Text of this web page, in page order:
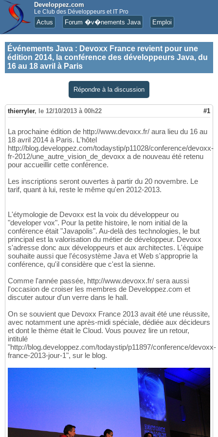
Developpez.com
Le Club des Développeurs et IT Pro
Actus Forum �v�nements Java Emploi
Événements Java : Devoxx France revient pour une
édition 2014, la conférence des développeurs Java, du
16 au 18 avril à Paris
Répondre à la discussion
thierryler, le 12/10/2013 à 00h22 #1
La prochaine édition de http://www.devoxx.fr/ aura lieu du 16 au
18 avril 2014 à Paris. L'hôtel
http://blog.developpez.com/todaystip/p11028/conference/devoxx-
fr-2012/une_autre_vision_de_devoxx a de nouveau été retenu
pour accueillir cette conférence.
Les inscriptions seront ouvertes à partir du 20 novembre. Le
tarif, quant à lui, reste le même qu'en 2012-2013.
L'étymologie de Devoxx est la voix du développeur ou
"developer vox". Pour la petite histoire, le nom initial de la
conférence était "Javapolis". Au-delà des technologies, le but
principal est la valorisation du métier de développeur. Devoxx
s'adresse donc aux développeurs et aux architectes. L'équipe
souhaite aussi que l'écosystème Java et Web s'approprie la
conférence, qu'il considère que c'est la sienne.
Comme l'année passée, http://www.devoxx.fr/ sera aussi
l'occasion de croiser les membres de Developpez.com et
discuter autour d'un verre dans le hall.
On se souvient que Devoxx France 2013 avait été une réussite,
avec notamment une après-midi spéciale, dédiée aux décideurs
et dont le thème était le Cloud. Vous pouvez lire un retour,
intitulé
"http://blog.developpez.com/todaystip/p11897/conference/devoxx-
france-2013-jour-1", sur le blog.